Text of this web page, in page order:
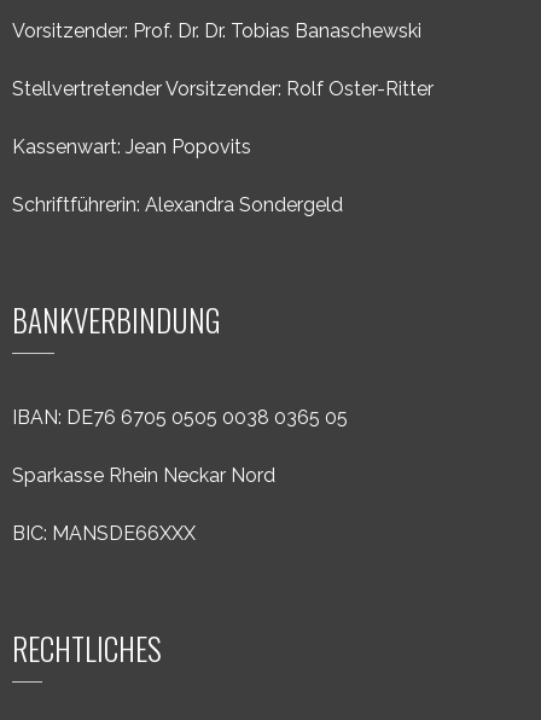
Vorsitzender: Prof. Dr. Dr. Tobias Banaschewski
Stellvertretender Vorsitzender: Rolf Oster-Ritter
Kassenwart: Jean Popovits
Schriftführerin: Alexandra Sondergeld
BANKVERBINDUNG
IBAN: DE76 6705 0505 0038 0365 05
Sparkasse Rhein Neckar Nord
BIC: MANSDE66XXX
RECHTLICHES